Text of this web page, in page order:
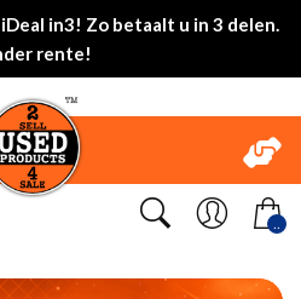
in3! Zo betaalt u in 3 delen.
rente!
..